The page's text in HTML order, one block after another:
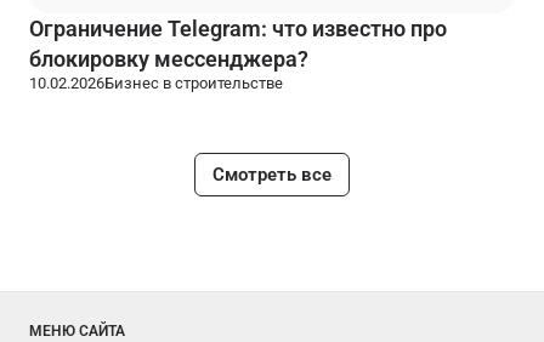
Ограничение Telegram: что известно про
блокировку мессенджера?
10.02.2026Бизнес в строительстве
Смотреть все
МЕНЮ САЙТА